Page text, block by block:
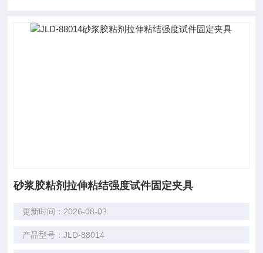
砂浆胶粘剂拉伸粘结强度试件固定夹具
更新时间：2026-08-03
产品型号：JLD-88014